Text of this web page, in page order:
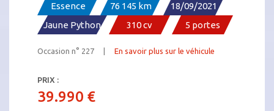
Essence 76 145 km
18/09/2021
Jaune Python
310 cv 5 portes
Occasion n° 227 | En savoir plus sur le véhicule
PRIX :
39.990 €